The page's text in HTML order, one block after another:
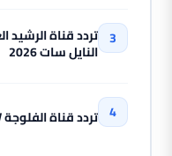
النايل سات 2026
تردد قناة الفلوجة TV الجديدة على النايل سات 2026